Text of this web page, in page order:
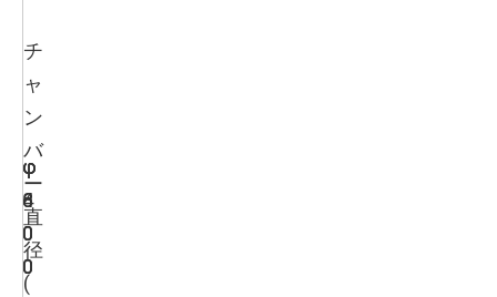
チ
ャ
ン
バ
ー
直
径
(
φ
4
0
0
φ
6
0
0
φ
8
0
0